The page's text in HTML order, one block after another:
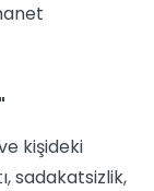
kişideki
sadakatsizlik,